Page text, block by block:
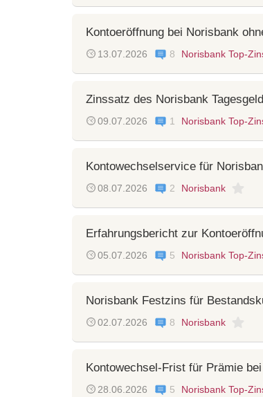
Kontoeröffnung bei Norisbank
13.07.2026 8 Norisbank Top-
Zinssatz des Norisbank
09.07.2026 1 Norisbank Top-
Kontowechselservice für
08.07.2026 2 Norisbank
Erfahrungsbericht zur
05.07.2026 5 Norisbank Top-
Norisbank Festzins für
02.07.2026 8 Norisbank
Kontowechsel-Frist für Prämie
28.06.2026 5 Norisbank Top-